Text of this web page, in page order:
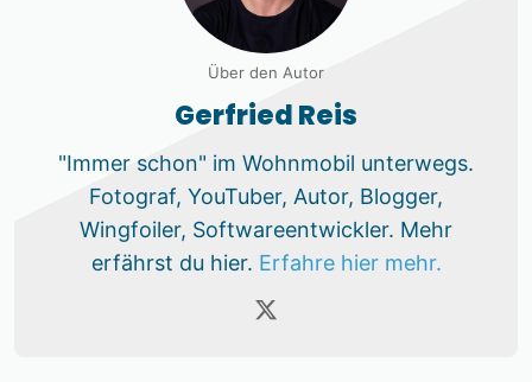
Über den Autor
Gerfried Reis
"Immer schon" im Wohnmobil unterwegs.
Fotograf, YouTuber, Autor, Blogger,
Wingfoiler, Softwareentwickler. Mehr
erfährst du hier. Erfahre hier mehr.